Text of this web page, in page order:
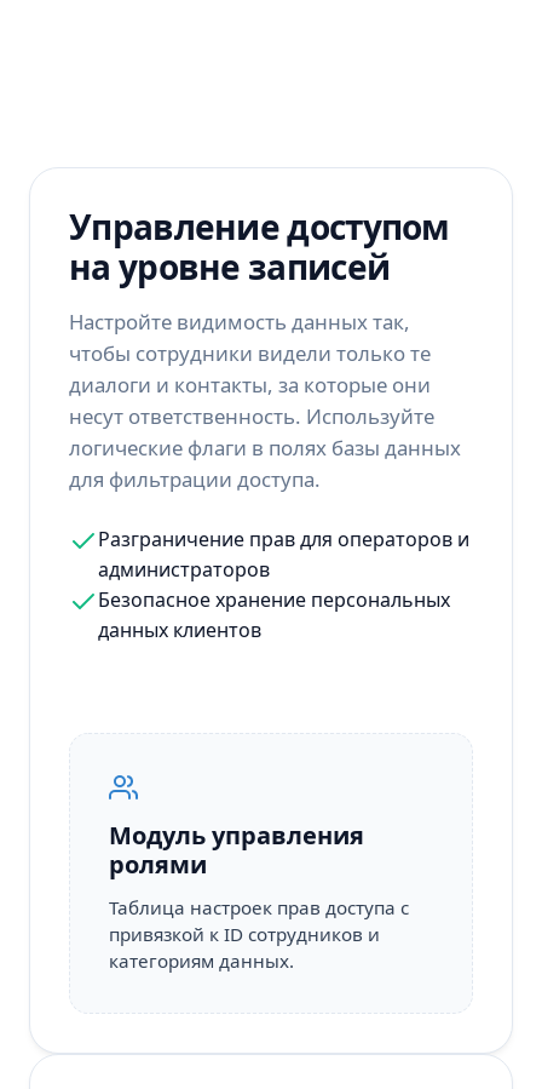
Управление доступом
на уровне записей
Настройте видимость данных так,
чтобы сотрудники видели только те
диалоги и контакты, за которые они
несут ответственность. Используйте
логические флаги в полях базы данных
для фильтрации доступа.
Разграничение прав для операторов и
администраторов
Безопасное хранение персональных
данных клиентов
Модуль управления
ролями
Таблица настроек прав доступа с
привязкой к ID сотрудников и
категориям данных.